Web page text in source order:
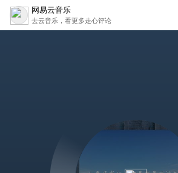
网易云音乐
去云音乐，看更多走心评论